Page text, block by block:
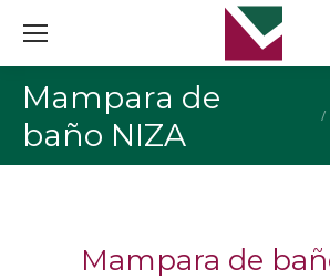
Mampara de
baño NIZA
Mampara de